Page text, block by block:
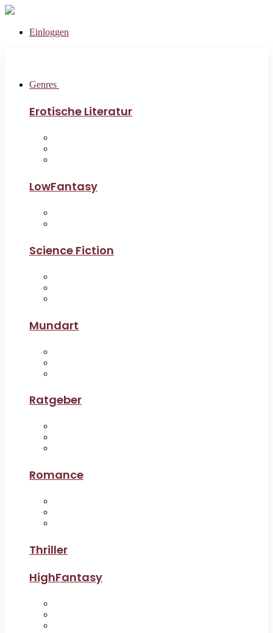
Einloggen
Genres
Erotische Literatur
LowFantasy
Science Fiction
Mundart
Ratgeber
Romance
Thriller
HighFantasy